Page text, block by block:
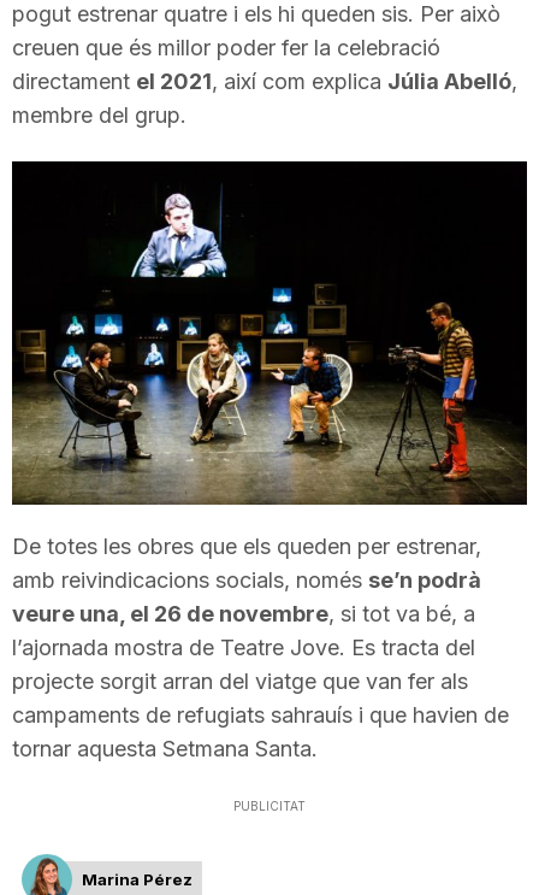
d
a
r
r
a
g
o
a
pogut estrenar quatre i els hi queden sis. Per això
creuen que és millor poder fer la celebració
directament el 2021, així com explica Júlia Abelló,
membre del grup.
De totes les obres que els queden per estrenar,
amb reivindicacions socials, només se’n podrà
veure una, el 26 de novembre, si tot va bé, a
l’ajornada mostra de Teatre Jove. Es tracta del
projecte sorgit arran del viatge que van fer als
campaments de refugiats sahrauís i que havien de
tornar aquesta Setmana Santa.
PUBLICITAT
Marina Pérez